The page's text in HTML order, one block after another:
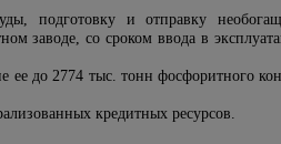
подготовку и отправку
заводе, со сроком ввода в
до 2774 тыс. тонн фосфоритного
кредитных ресурсов.